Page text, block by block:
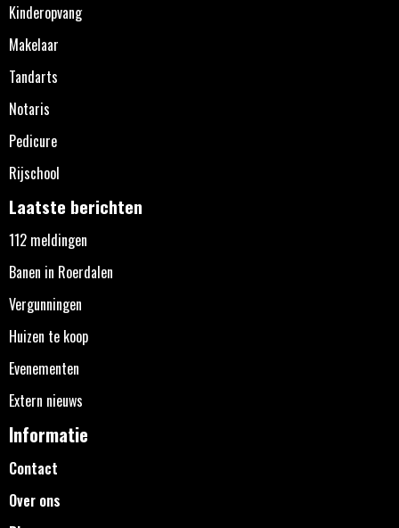
Kinderopvang
Makelaar
Tandarts
Notaris
Pedicure
Rijschool
Laatste berichten
112 meldingen
Banen in Roerdalen
Vergunningen
Huizen te koop
Evenementen
Extern nieuws
Informatie
Contact
Over ons